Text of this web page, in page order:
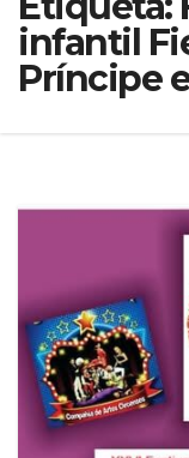
infantil
Príncipe